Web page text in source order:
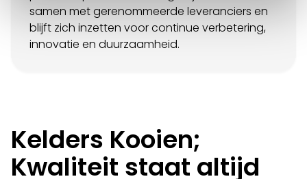
samen met gerenommeerde leveranciers en
blijft zich inzetten voor continue verbetering,
innovatie en duurzaamheid.
Kelders Kooien;
Kwaliteit staat altijd